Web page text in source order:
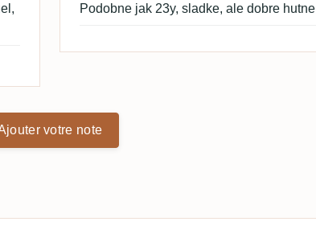
Podobne jak 23y, sladke, ale dobre hutne
votre note